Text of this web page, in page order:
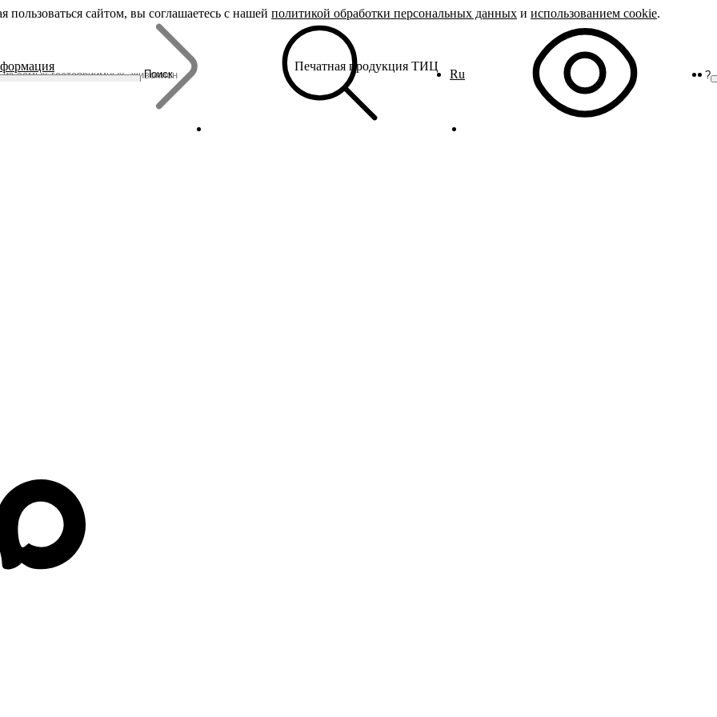
Поиск Ru ?
Бренды
Родина Снегурочки
Династия Романовых
Ювелирная столица
Гусиная столица
Печатная продукция ТИЦ
сайтом, вы соглашаетесь с нашей политикой обработки персональных данных и использованием cookie.